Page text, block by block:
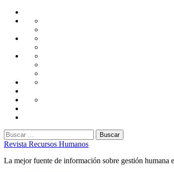
Saltar
Administración
Capacitación
Desarrollo
Gestión
Laborales
Selección
Buscar:
Revista Recursos Humanos
La mejor fuente de información sobre gestión humana